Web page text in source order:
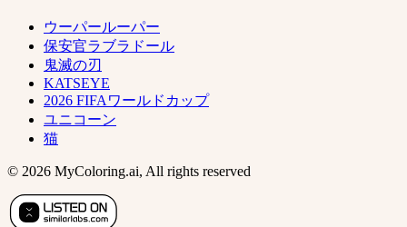
ウーパールーパー
保安官ラブラドール
鬼滅の刃
KATSEYE
2026 FIFAワールドカップ
ユニコーン
猫
© 2026 MyColoring.ai, All rights reserved